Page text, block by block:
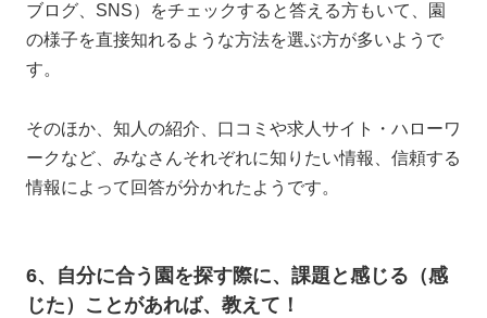
ブログ、SNS）をチェックすると答える方もいて、園
の様子を直接知れるような方法を選ぶ方が多いようで
す。
そのほか、知人の紹介、口コミや求人サイト・ハローワ
ークなど、みなさんそれぞれに知りたい情報、信頼する
情報によって回答が分かれたようです。
6、自分に合う園を探す際に、課題と感じる（感
じた）ことがあれば、教えて！